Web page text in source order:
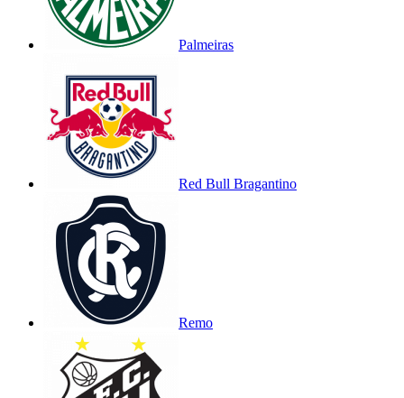
Palmeiras
Red Bull Bragantino
Remo